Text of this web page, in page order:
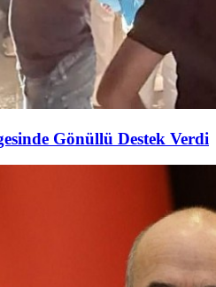
Gönüllü Destek Verdi